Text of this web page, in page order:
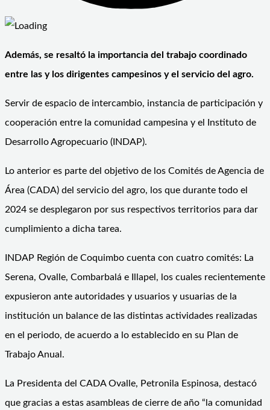
Además, se resaltó la importancia del trabajo coordinado
entre las y los dirigentes campesinos y el servicio del agro.
Servir de espacio de intercambio, instancia de participación y
cooperación entre la comunidad campesina y el Instituto de
Desarrollo Agropecuario (INDAP).
Lo anterior es parte del objetivo de los Comités de Agencia de
Área (CADA) del servicio del agro, los que durante todo el
2024 se desplegaron por sus respectivos territorios para dar
cumplimiento a dicha tarea.
INDAP Región de Coquimbo cuenta con cuatro comités: La
Serena, Ovalle, Combarbalá e Illapel, los cuales recientemente
expusieron ante autoridades y usuarios y usuarias de la
institución un balance de las distintas actividades realizadas
en el periodo, de acuerdo a lo establecido en su Plan de
Trabajo Anual.
La Presidenta del CADA Ovalle, Petronila Espinosa, destacó
que gracias a estas asambleas de cierre de año “la comunidad